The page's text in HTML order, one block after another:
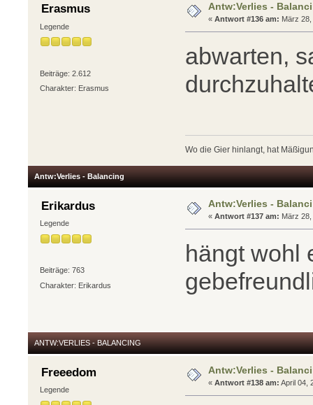
Erasmus
Legende
Beiträge: 2.612
Charakter: Erasmus
Antw:Verlies -
«Antwort #136 am: März
abwarten,
Wo die Gier hinlangt, hat
Antw:Verlies - Balancing
Erikardus
Legende
Beiträge: 763
Charakter: Erikardus
Antw:Verlies -
«Antwort #137 am: März
hängt wohl
ANTW:VERLIES - BALANCING
Freeedom
Legende
Antw:Verlies -
«Antwort #138 am: April 04,